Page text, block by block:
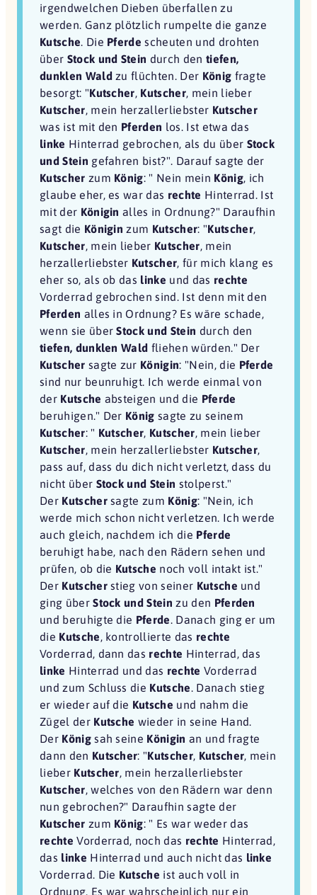
irgendwelchen Dieben überfallen zu
werden. Ganz plötzlich rumpelte die ganze
Kutsche. Die Pferde scheuten und drohten
über Stock und Stein durch den tiefen,
dunklen Waldzu flüchten. Der König fragte
besorgt: "Kutscher, Kutscher, mein lieber
Kutscher, mein herzallerliebster Kutscher
was ist mit den Pferden los. Ist etwa das
linke Hinterrad gebrochen, als du über Stock
und Stein gefahren bist?". Darauf sagte der
Kutscher zum König: " Nein mein König, ich
glaube eher, es war das rechte Hinterrad. Ist
mit der Königin alles in Ordnung?" Daraufhin
sagt die Königin zum Kutscher: "Kutscher,
Kutscher, mein lieber Kutscher, mein
herzallerliebster Kutscher, für mich klang es
eher so, als ob das linke und das rechte
Vorderrad gebrochen sind. Ist denn mit den
Pferden alles in Ordnung? Es wäre schade,
wenn sie überStock und Stein durch den
tiefen, dunklen Wald fliehen würden." Der
Kutscher sagte zur Königin: "Nein, die Pferde
sind nur beunruhigt. Ich werde einmal von
der Kutsche absteigen und die Pferde
beruhigen." Der König sagte zu seinem
Kutscher: " Kutscher, Kutscher, mein lieber
Kutscher, mein herzallerliebster Kutscher,
pass auf, dass du dich nicht verletzt, dass du
nicht über Stock und Stein stolperst."
Der Kutschersagte zum König: "Nein, ich
werde mich schon nicht verletzen. Ich werde
auch gleich, nachdem ich die Pferde
beruhigt habe, nach den Rädern sehen und
prüfen, ob die Kutsche noch voll intakt ist."
Der Kutscherstieg von seiner Kutsche und
ging überStock und Stein zu den Pferden
und beruhigte die Pferde. Danach ging er um
die Kutsche, kontrollierte das rechte
Vorderrad, dann das rechte Hinterrad, das
linke Hinterrad und das rechte Vorderrad
und zum Schluss die Kutsche. Danach stieg
er wieder auf die Kutsche und nahm die
Zügel der Kutsche wieder in seine Hand.
Der Königsah seine Königin an und fragte
dann den Kutscher: "Kutscher, Kutscher, mein
lieber Kutscher, mein herzallerliebster
Kutscher, welches von den Rädern war denn
nun gebrochen?" Daraufhin sagte der
Kutscher zum König: " Es war weder das
rechte Vorderrad, noch das rechte Hinterrad,
das linke Hinterrad und auch nicht das linke
Vorderrad. Die Kutsche ist auch voll in
Ordnung. Es war wahrscheinlich nur ein